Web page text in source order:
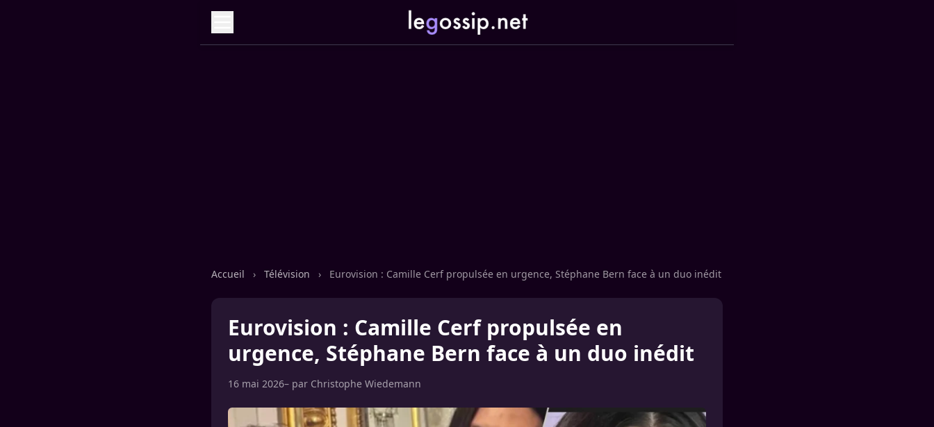
Accueil › Télévision › Eurovision : Camille Cerf propulsée en urgence, Stéphane Bern face à un duo inédit
Eurovision : Camille Cerf propulsée en
urgence, Stéphane Bern face à un duo inédit
16 mai 2026– par Christophe Wiedemann